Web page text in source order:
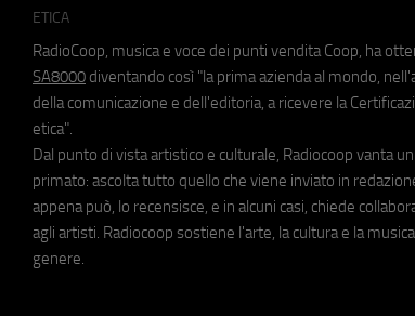
ETICA
RadioCoop, musica e voce dei punti vendita Coop, ha
SA8000 diventando così "la prima azienda al mondo,
della comunicazione e dell'editoria, a ricevere la
etica".
Dal punto di vista artistico e culturale, Radiocoop vanta un
primato: ascolta tutto quello che viene inviato in
appena può, lo recensisce, e in alcuni casi, chiede
agli artisti. Radiocoop sostiene l'arte, la cultura e la
genere.